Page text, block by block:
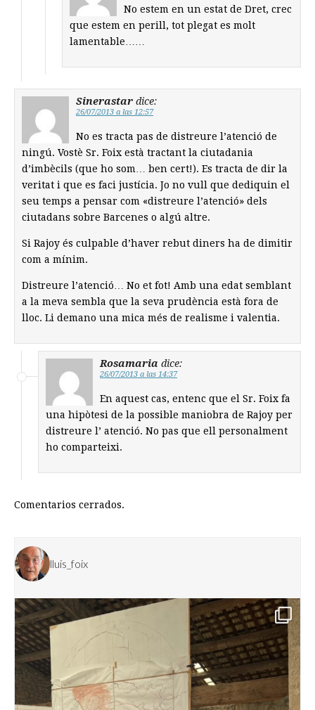
No estem en un estat de Dret, crec
que estem en perill, tot plegat es molt
lamentable……
Sinerastar dice:
26/07/2013 a las 12:57
No es tracta pas de distreure l’atenció de
ningú. Vostè Sr. Foix està tractant la ciutadania
d’imbècils (que ho som… ben cert!). Es tracta de dir la
veritat i que es faci justícia. Jo no vull que dediquin el
seu temps a pensar com «distreure l’atenció» dels
ciutadans sobre Barcenes o algú altre.
Si Rajoy és culpable d’haver rebut diners ha de dimitir
com a mínim.
Distreure l’atenció… No et fot! Amb una edat semblant
a la meva sembla que la seva prudència està fora de
lloc. Li demano una mica més de realisme i valentia.
Rosamaria dice:
26/07/2013 a las 14:37
En aquest cas, entenc que el Sr. Foix fa
una hipòtesi de la possible maniobra de Rajoy per
distreure l’ atenció. No pas que ell personalment
ho comparteixi.
Comentarios cerrados.
lluis_foix